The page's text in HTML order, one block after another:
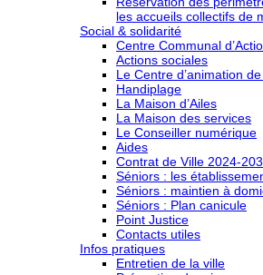
les accueils collectifs de
Social & solidarité
Centre Communal
Actions sociales
Le Centre d’animation
Handiplage
La Maison d’Ailes
La Maison des services
Le Conseiller numérique
Aides
Contrat de Ville 2024-
Séniors : les
Séniors : maintien à
Séniors : Plan canicule
Point Justice
Contacts utiles
Infos pratiques
Entretien de la ville